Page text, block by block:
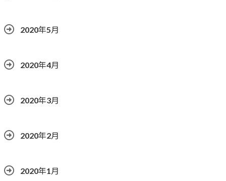
2020年5月
2020年4月
2020年3月
2020年2月
2020年1月